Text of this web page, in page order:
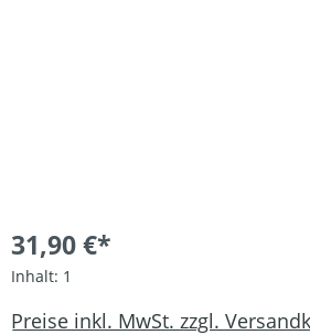
31,90 €*
Inhalt: 1
Preise inkl. MwSt. zzgl.